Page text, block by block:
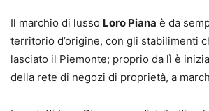
Il marchio di lusso Loro Piana è da
territorio d’origine, con gli stabilimenti
lasciato il Piemonte; proprio da lì è
della rete di negozi di proprietà, a